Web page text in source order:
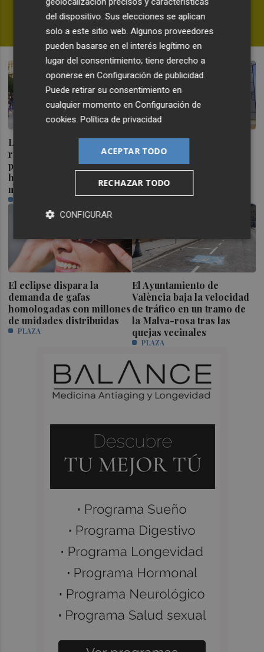
dudas en la WNBA
FERNANDO MIÑANA
La Comunitat Valenciana
recibe el 18,2 % de
población extranjera que
ha llegado en últimos 12
meses
Ceuta señala que al
Gobierno le "consta" el
llamamiento por redes a
una nueva entrada masiva
el 15 de agosto
El eclipse dispara la
demanda de gafas
homologadas con millones
de unidades distribuidas
PLAZA
El Ayuntamiento de
València baja la velocidad
de tráfico en un tramo de
la Malva-rosa tras las
quejas vecinales
PLAZA
del dispositivo. Sus elecciones se aplican
solo a este sitio web. Algunos proveedores
pueden basarse en el interés legítimo en
lugar del consentimiento; tiene derecho a
oponerse enConfiguración de publicidad.
Puede retirar su consentimiento en
cualquier momento enConfiguración de
cookies.Política de privacidad
ACEPTAR TODO
RECHAZAR TODO
CONFIGURAR